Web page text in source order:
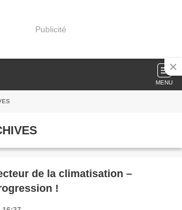
Publicité
MENU
de la climatisation –
!